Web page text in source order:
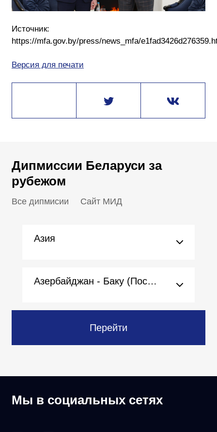
Источник:
https://mfa.gov.by/press/news_mfa/
Версия для печати
Дипмиссии Беларуси за
рубежом
Все дипмисии Сайт МИД
Азия
Азербайджан - Баку (Посольство)
Перейти
Мы в социальных сетях